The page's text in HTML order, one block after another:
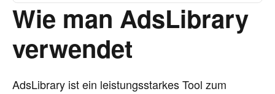
Wie man AdsLibrary
verwendet
AdsLibrary ist ein leistungsstarkes Tool zum